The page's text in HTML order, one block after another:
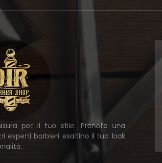
per il tuo stile. Prenota una
esperti barbieri esaltino il tuo look